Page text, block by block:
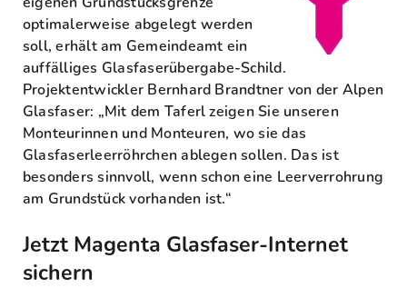
optimalerweise abgelegt werden
soll, erhält am Gemeindeamt ein
auffälliges Glasfaserübergabe-Schild.
Projektentwickler Bernhard Brandtner von der Alpen
Glasfaser: „Mit dem Taferl zeigen Sie unseren
Monteurinnen und Monteuren, wo sie das
Glasfaserleerröhrchen ablegen sollen. Das ist
besonders sinnvoll, wenn schon eine Leerverrohrung
am Grundstück vorhanden ist.“
Jetzt Magenta Glasfaser-Internet
sichern